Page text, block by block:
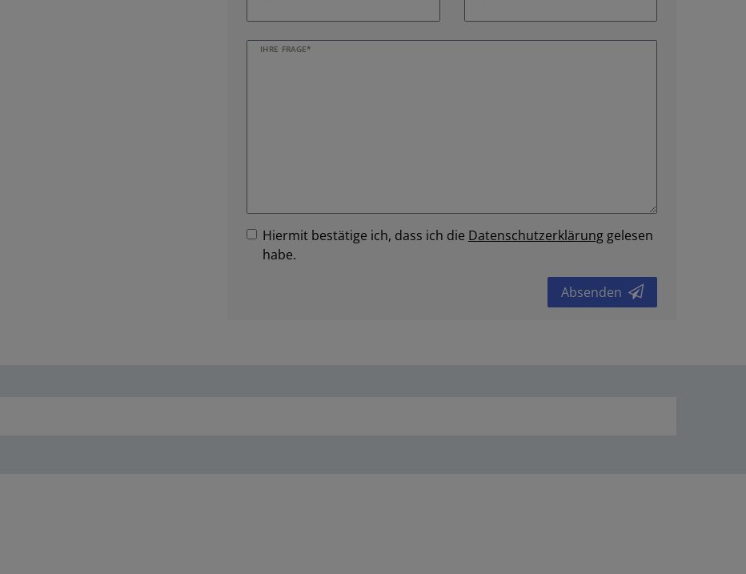
IHRE FRAGE*
Hiermit bestätige ich, dass ich die Daten­schutz­erklärung gelesen
habe.
Absenden